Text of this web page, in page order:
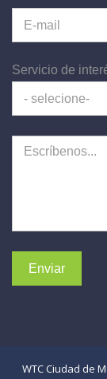
E-mail
Servicio de
- selecione-
Escríbenos...
Enviar
WTC Ciudad de